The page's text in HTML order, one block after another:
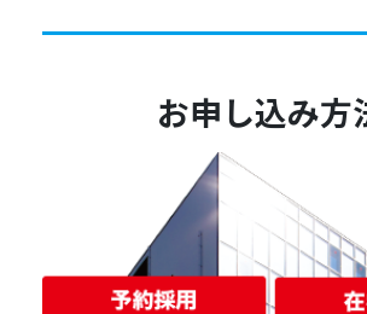
お申し込み方